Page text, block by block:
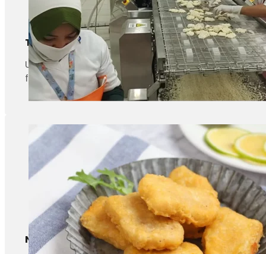
Tempura (camarão frito)
Uma fritadeira contínua pode cozinhar
fritadeiras a processadores de camarão na
Nuggets de frango